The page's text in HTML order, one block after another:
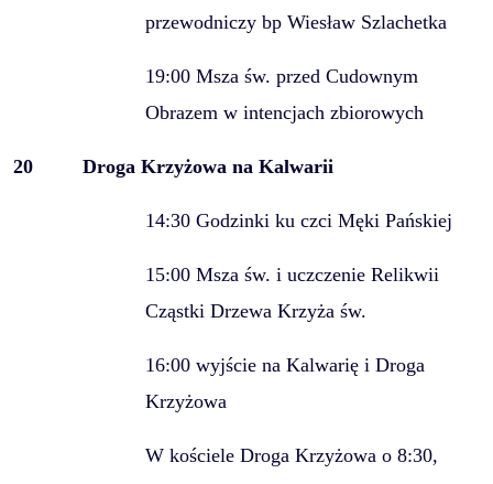
przewodniczy bp Wiesław Szlachetka
19:00 Msza św. przed Cudownym
Obrazem w intencjach zbiorowych
20 Droga Krzyżowa na Kalwarii
14:30 Godzinki ku czci Męki Pańskiej
15:00 Msza św. i uczczenie Relikwii
Cząstki Drzewa Krzyża św.
16:00 wyjście na Kalwarię i Droga
Krzyżowa
W kościele Droga Krzyżowa o 8:30,